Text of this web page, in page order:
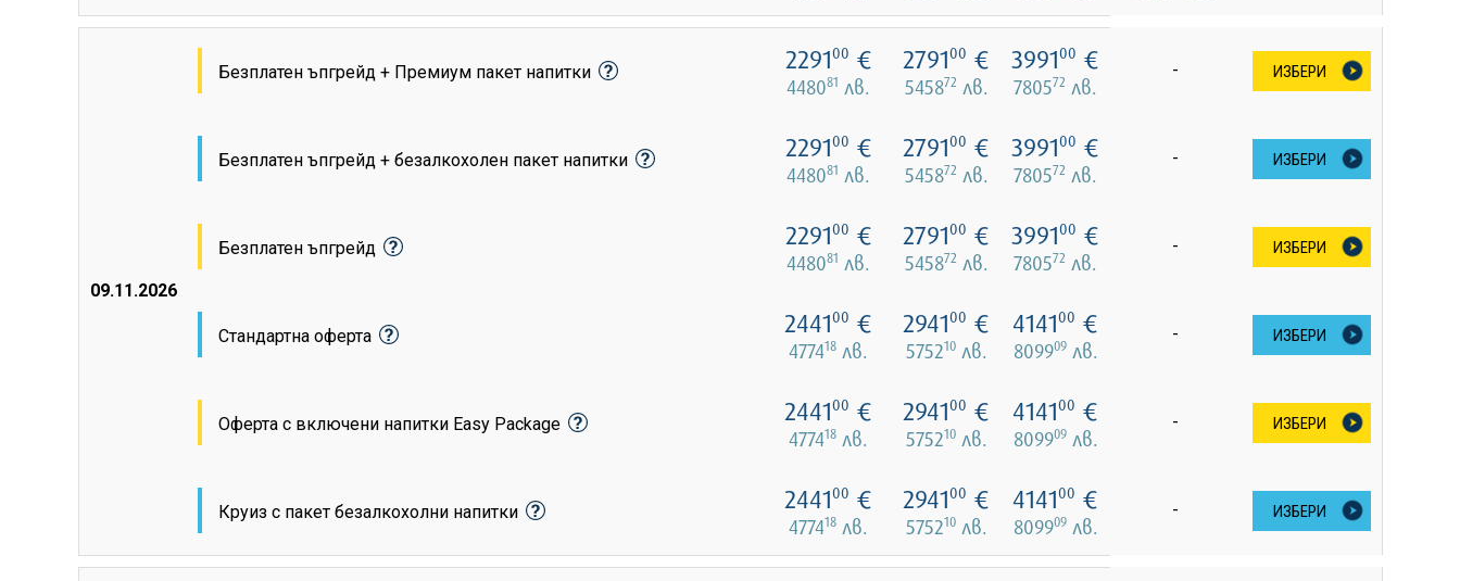
09.11.2026
Безплатен ъпгрейд + Премиум пакет напитки 229100 €
448081 лв.
279100 €
545872 лв.
399100 €
780572 лв.
- ИЗБЕРИ
Безплатен ъпгрейд + безалкохолен пакет напитки 229100 €
448081 лв.
279100 €
545872 лв.
399100 €
780572 лв.
- ИЗБЕРИ
Безплатен ъпгрейд 229100 €
448081 лв.
279100 €
545872 лв.
399100 €
780572 лв.
- ИЗБЕРИ
Стандартна оферта 244100 €
477418 лв.
294100 €
575210лв.
414100 €
809909лв.
- ИЗБЕРИ
Оферта с включени напитки Easy Package 244100 €
477418 лв.
294100 €
575210лв.
414100 €
809909лв.
- ИЗБЕРИ
Круиз с пакет безалкохолни напитки 244100 €
477418 лв.
294100 €
575210лв.
414100 €
809909лв.
- ИЗБЕРИ